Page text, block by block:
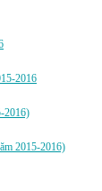
2016
2016)
2015-2016)